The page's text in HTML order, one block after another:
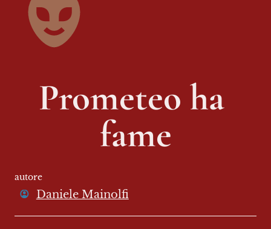
Prometeo ha
fame
autore
Daniele Mainolfi